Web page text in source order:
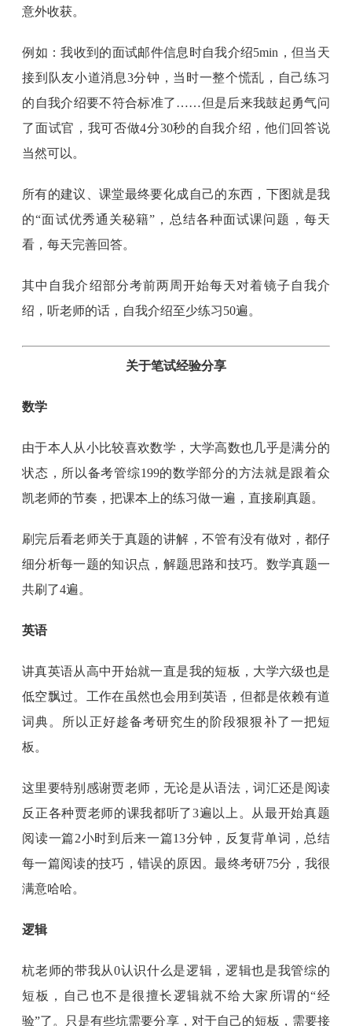
意外收获。
例如：我收到的面试邮件信息时自我介绍5min，但当天
接到队友小道消息3分钟，当时一整个慌乱，自己练习
的自我介绍要不符合标准了……但是后来我鼓起勇气问
了面试官，我可否做4分30秒的自我介绍，他们回答说
当然可以。
所有的建议、课堂最终要化成自己的东西，下图就是我
的“面试优秀通关秘籍”，总结各种面试课问题，每天
看，每天完善回答。
其中自我介绍部分考前两周开始每天对着镜子自我介
绍，听老师的话，自我介绍至少练习50遍。
关于笔试经验分享
数学
由于本人从小比较喜欢数学，大学高数也几乎是满分的
状态，所以备考管综199的数学部分的方法就是跟着众
凯老师的节奏，把课本上的练习做一遍，直接刷真题。
刷完后看老师关于真题的讲解，不管有没有做对，都仔
细分析每一题的知识点，解题思路和技巧。数学真题一
共刷了4遍。
英语
讲真英语从高中开始就一直是我的短板，大学六级也是
低空飘过。工作在虽然也会用到英语，但都是依赖有道
词典。所以正好趁备考研究生的阶段狠狠补了一把短
板。
这里要特别感谢贾老师，无论是从语法，词汇还是阅读
反正各种贾老师的课我都听了3遍以上。从最开始真题
阅读一篇2小时到后来一篇13分钟，反复背单词，总结
每一篇阅读的技巧，错误的原因。最终考研75分，我很
满意哈哈。
逻辑
杭老师的带我从0认识什么是逻辑，逻辑也是我管综的
短板，自己也不是很擅长逻辑就不给大家所谓的“经
验”了。只是有些坑需要分享，对于自己的短板，需要接